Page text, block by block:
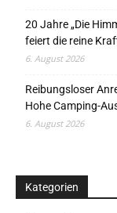
20 Jahre „Die
feiert die reine
6. August 2026
Reibungsloser
Hohe Camping-
6. August 2026
Kategorien